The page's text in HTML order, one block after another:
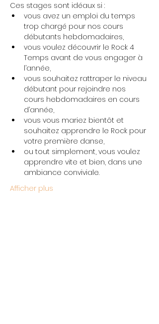
Ces stages sont idéaux si :
vous avez un emploi du temps
trop chargé pour nos cours
débutants hebdomadaires,
vous voulez découvrir le Rock 4
Temps avant de vous engager à
l’année,
vous souhaitez rattraper le niveau
débutant pour rejoindre nos
cours hebdomadaires en cours
d’année,
vous vous mariez bientôt et
souhaitez apprendre le Rock pour
votre première danse,
ou tout simplement, vous voulez
apprendre vite et bien, dans une
ambiance conviviale.
Afficher plus